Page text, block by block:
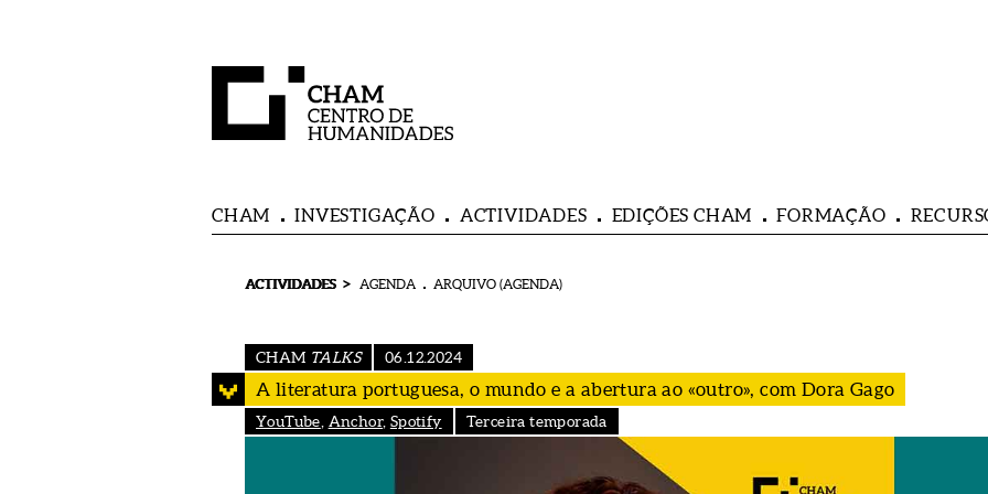
CHAM INVESTIGAÇÃO ACTIVIDADES EDIÇÕES CHAM FORMAÇÃO
ACTIVIDADES > AGENDA ARQUIVO (AGENDA)
CHAM TALKS 06.12.2024
A literatura portuguesa, o mundo e a abertura ao «outro», com Dora Gago
YouTube Anchor, Spotify Terceira temporada